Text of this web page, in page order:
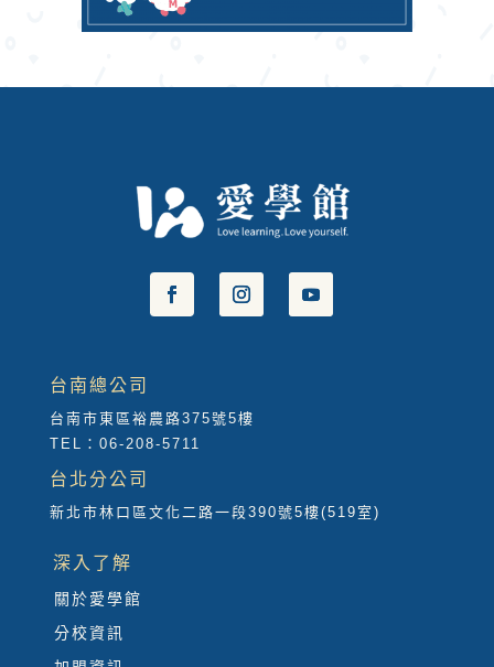
台南總公司
台南市東區裕農路375號5樓
TEL：06-208-5711
台北分公司
新北市林口區文化二路一段390號5樓(519室)
深入了解
關於愛學館
分校資訊